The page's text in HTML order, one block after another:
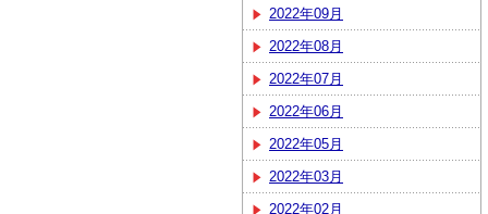
2022年09月
2022年08月
2022年07月
2022年06月
2022年05月
2022年03月
2022年02月